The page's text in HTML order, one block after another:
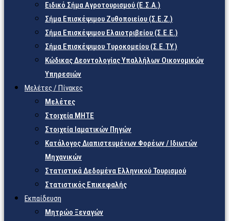
Ειδικό Σήμα Αγροτουρισμού (Ε.Σ.Α.)
Σήμα Επισκέψιμου Ζυθοποιείου (Σ.Ε.Ζ.)
Σήμα Επισκέψιμου Ελαιοτριβείου (Σ.Ε.Ε.)
Σήμα Επισκέψιμου Τυροκομείου (Σ.Ε.TY.)
Κώδικας Δεοντολογίας Υπαλλήλων Οικονομικών
Υπηρεσιών
Μελέτες / Πίνακες
Μελέτες
Στοιχεία ΜΗΤΕ
Στοιχεία Ιαματικών Πηγών
Κατάλογος Διαπιστευμένων Φορέων / Ιδιωτών
Μηχανικών
Στατιστικά Δεδομένα Ελληνικού Τουρισμού
Στατιστικός Επικεφαλής
Εκπαίδευση
Μητρώο Ξεναγών